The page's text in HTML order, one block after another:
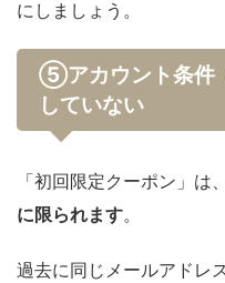
にしましょう。
⑤アカウント条件
していない
「初回限定クーポン」は、
に限られます。
過去に同じメールアドレ